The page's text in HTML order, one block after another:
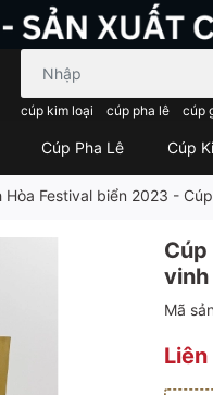
cúp kim loại cúp pha lê cúp
Cúp Pha Lê Cúp
Hòa Festival biển 2023 -
vinh
Mã
Liên